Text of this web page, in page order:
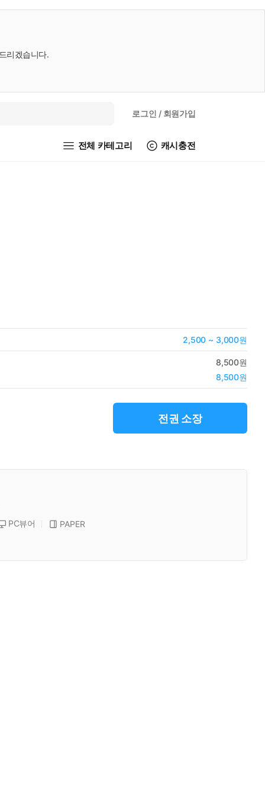
리겠습니다.
로그인 / 회원가입
전체 카테고리 캐시충전
2,500 ~ 3,000원
8,500원
8,500원
전권 소장
PC뷰어 PAPER